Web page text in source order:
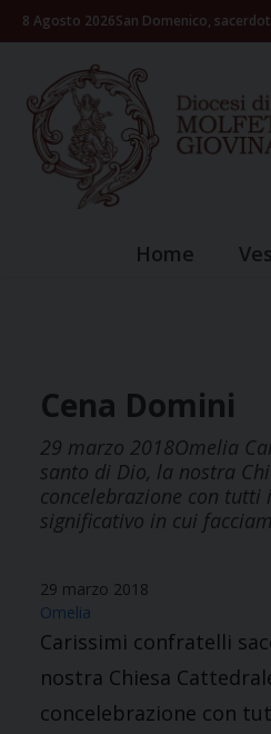
Skip8 Agosto 2026San Domenico,
Home
Cena Domini
29 marzo 2018Omelia
santo di Dio, la nostra
concelebrazione con
significativo in cui
29 marzo 2018
Omelia
Carissimi confratelli
nostra Chiesa
concelebrazione con